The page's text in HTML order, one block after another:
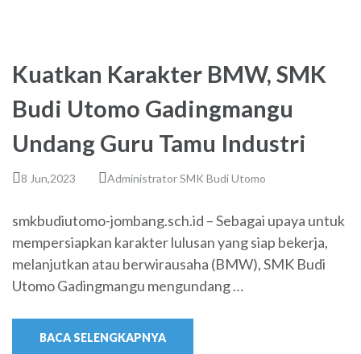
Kuatkan Karakter BMW, SMK
Budi Utomo Gadingmangu
Undang Guru Tamu Industri
8 Jun,2023 Administrator SMK Budi Utomo
smkbudiutomo-jombang.sch.id – Sebagai upaya untuk
mempersiapkan karakter lulusan yang siap bekerja,
melanjutkan atau berwirausaha (BMW), SMK Budi
Utomo Gadingmangu mengundang …
BACA SELENGKAPNYA